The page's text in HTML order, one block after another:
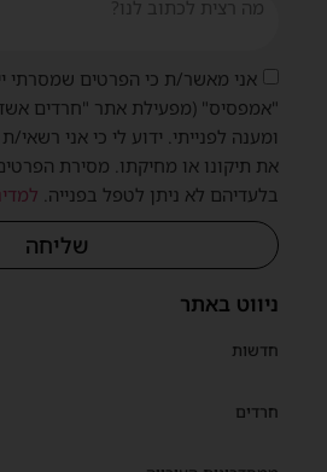
ניווט באתר
חדשות
חרדים
אני מאשר/ת כי הפרטים שמסרתי
"אמפסיס" (מפעילת אתר "חרדים
ומענה לפנייתי. ידוע לי כי אני
את תיקונו או מחיקתו. מסירת
בלעדיהם לא ניתן לטפל בפנייה.
שליחה